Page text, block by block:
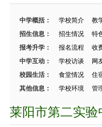
中学概括： 学校简介 教
招生信息：
招生情况 特
报考升学：
报名流程 收
中学互动：
学校访谈 网
校园生活：
食堂情况 住
其他信息：
学校环境 管
莱阳市第二实验